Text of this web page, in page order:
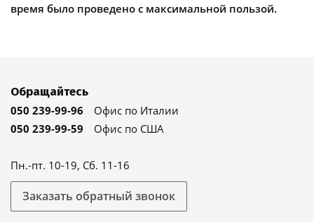
время было проведено с максимальной пользой.
Обращайтесь
050 239-99-96
Офис по Италии
050 239-99-59
Офис по США
Пн.-пт. 10-19, Сб. 11-16
Заказать обратный звонок